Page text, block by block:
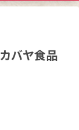
バヤ食品